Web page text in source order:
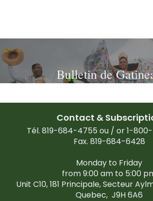
Bulletin de
Contact &
Tél. 819-684-4755 ou / or 1-
Fax. 819-684-6428
Monday to Friday
from 9:00 am to 5:00
Unit C10, 181 Principale, Secteur
Quebec, J9H 6A6